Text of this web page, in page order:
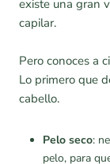
existe una gran
capilar.
Pero conoces a
Lo primero que
cabello.
Pelo seco:
pelo, para